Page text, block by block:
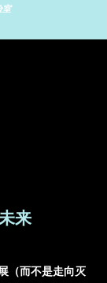
室
来
（而不是走向灭